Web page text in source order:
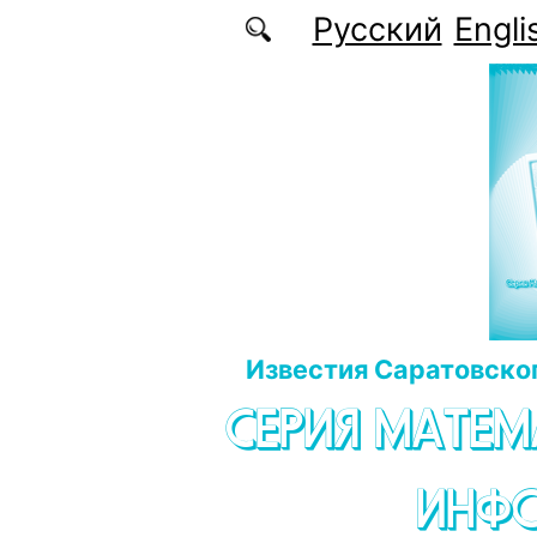
Перейти к основному содержаниюРусский
Известия
СЕРИЯ